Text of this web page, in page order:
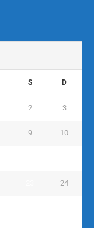
S D
2 3
9 10
24